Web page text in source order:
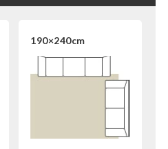
190×240cm